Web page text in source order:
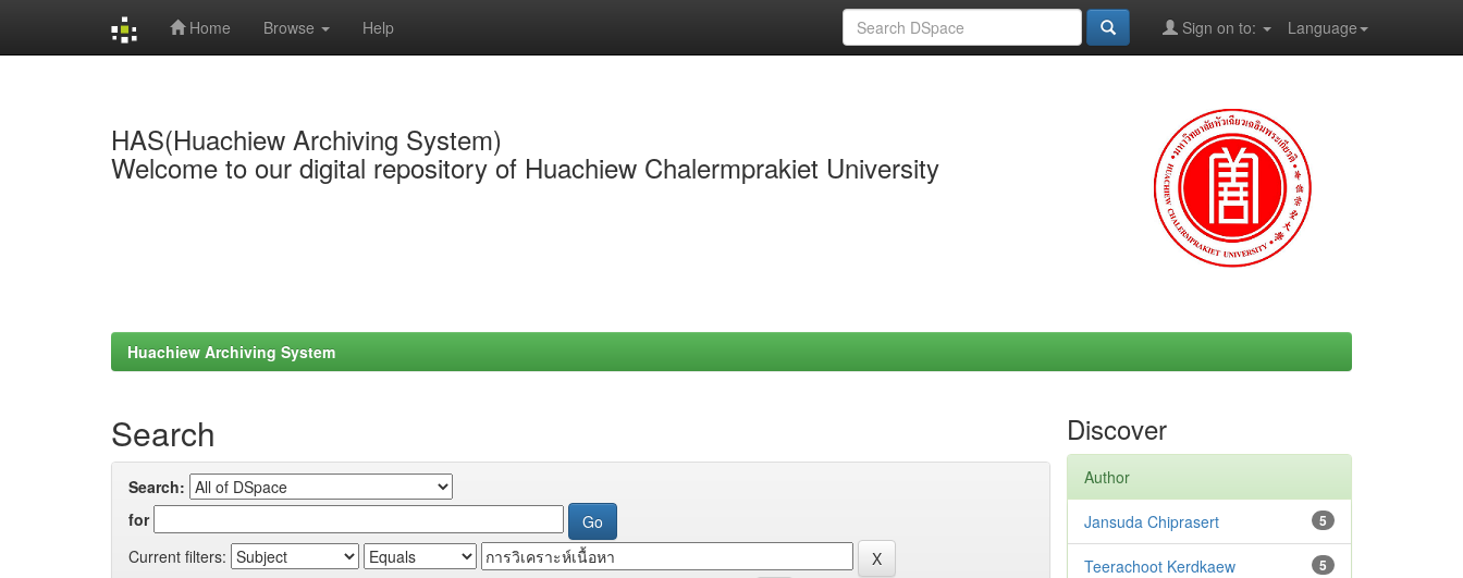
Home Browse Help Language
Sign on to:
HAS(Huachiew Archiving System)
Welcome to our digital repository of Huachiew Chalermprakiet University
Huachiew Archiving System
Search
Search:
for
Current filters:
Discover
Author
5
Jansuda Chiprasert
5
Teerachoot Kerdkaew